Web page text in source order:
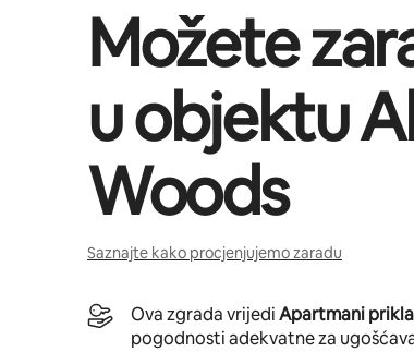
Možete
u objektu
Woods
Saznajte kako procjenjujemo zaradu
Ova zgrada vrijediApartmani
pogodnosti adekvatne za